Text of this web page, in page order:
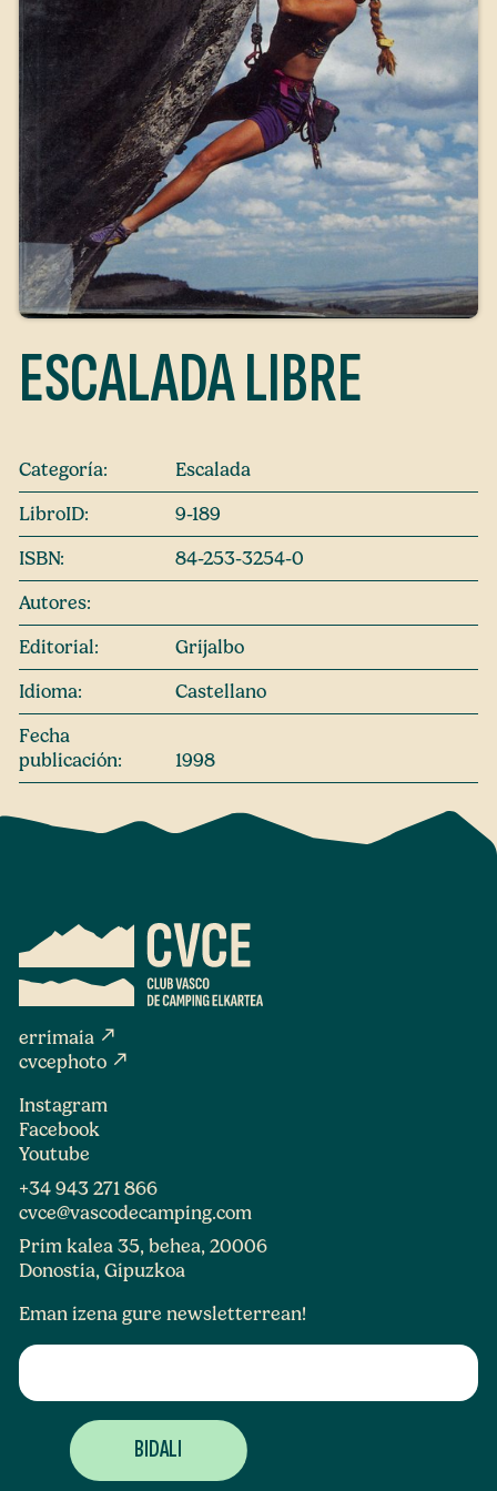
ESCALADA LIBRE
Categoría:
Escalada
LibroID:
9-189
ISBN:
84-253-3254-0
Autores:
Editorial:
Grijalbo
Idioma:
Castellano
Fecha
publicación:
1998
errimaia north_east
cvcephoto north_east
Instagram
Facebook
Youtube
+34 943 271 866
cvce@vascodecamping.com
Prim kalea 35, behea, 20006
Donostia, Gipuzkoa
Eman izena gure newsletterrean!